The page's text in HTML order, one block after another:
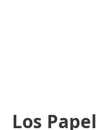
Los